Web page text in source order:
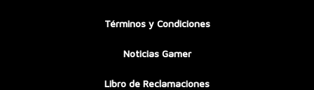
Términos y Condiciones
Noticias Gamer
Libro de Reclamaciones